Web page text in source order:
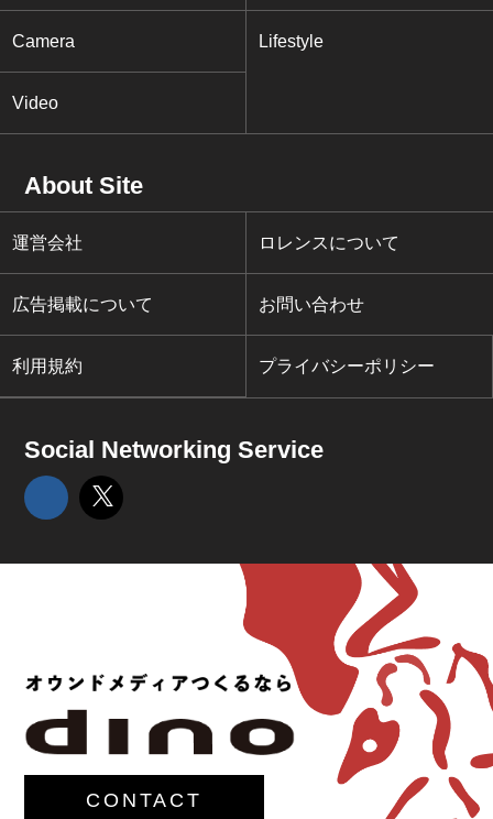
Camera Lifestyle
Video
About Site
運営会社 ロレンスについて
広告掲載について お問い合わせ
利用規約 プライバシーポリシー
Social Networking Service
CONTACT